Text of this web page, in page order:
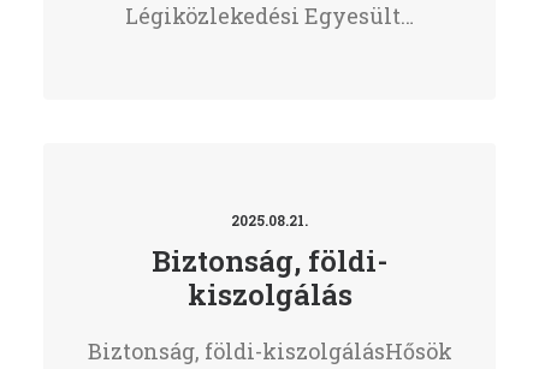
Légiközlekedési Egyesült…
2025.08.21.
Biztonság, földi-
kiszolgálás
Biztonság, földi-kiszolgálásHősök